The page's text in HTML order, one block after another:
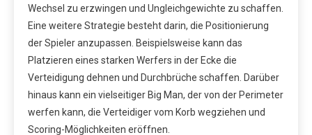
Wechsel zu erzwingen und Ungleichgewichte zu schaffen.
Eine weitere Strategie besteht darin, die Positionierung
der Spieler anzupassen. Beispielsweise kann das
Platzieren eines starken Werfers in der Ecke die
Verteidigung dehnen und Durchbrüche schaffen. Darüber
hinaus kann ein vielseitiger Big Man, der von der Perimeter
werfen kann, die Verteidiger vom Korb wegziehen und
Scoring-Möglichkeiten eröffnen.